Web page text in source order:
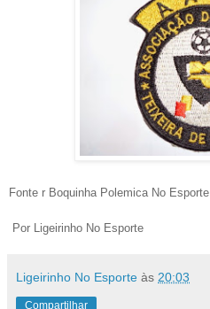
Fonte r Boquinha Polemica No Esporte
Por Ligeirinho No Esporte
Ligeirinho No Esporte às 20:03
Compartilhar